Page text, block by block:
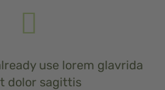
use lorem glavrida
dolor sagittis